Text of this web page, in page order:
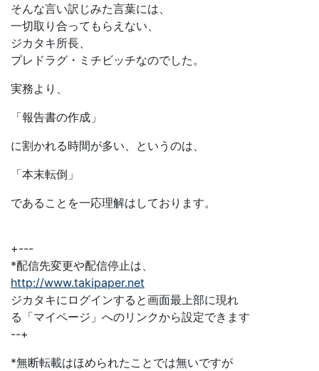
そんな言い訳じみた言葉には、
一切取り合ってもらえない、
ジカタキ所長、
プレドラグ・ミチビッチなのでした。
実務より、
「報告書の作成」
に割かれる時間が多い、というのは、
「本末転倒」
であることを一応理解はしております。
+---
*配信先変更や配信停止は、
http://www.takipaper.net
ジカタキにログインすると画面最上部に現れ
る「マイページ」へのリンクから設定できます
--+
*無断転載はほめられたことでは無いですが